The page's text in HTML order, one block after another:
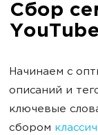
Сбор
YouTube
Начинаем с
описаний и
ключевые
сбором